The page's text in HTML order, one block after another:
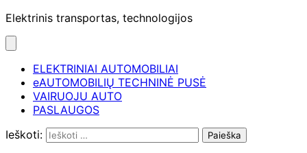
Elektrinis transportas, technologijos
ELEKTRINIAI AUTOMOBILIAI
eAUTOMOBILIŲ TECHNINĖ PUSĖ
VAIRUOJU AUTO
PASLAUGOS
Ieškoti: